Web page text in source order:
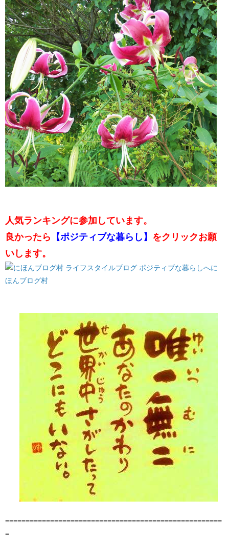
人気ランキングに参加しています。
良かったら 【ポジティブな暮らし】 をクリックお願
いします。
に
ほんブログ村
=====================================================
=